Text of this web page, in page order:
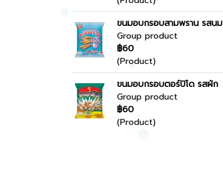
ขนมอบกรอบสามพราน รสนม
Group product
฿60
(Product)
ขนมอบกรอบตอร์ปิโด รสผัก
Group product
฿60
(Product)